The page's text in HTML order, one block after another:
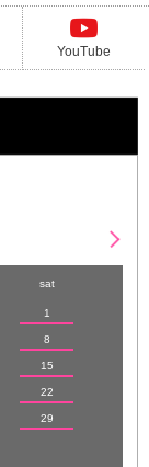
YouTube
sat
1
8
15
22
29